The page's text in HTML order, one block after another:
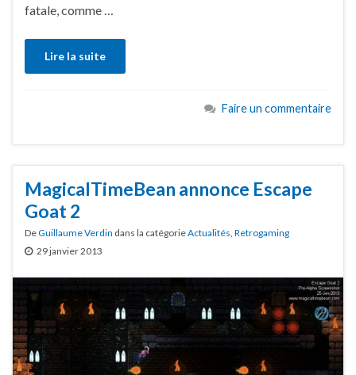
fatale, comme …
Lire la suite
Faire un commentaire
MagicalTimeBean annonce Escape
Goat 2
DeGuillaume Verdin dans la catégorieActualités Retrogaming
29 janvier 2013